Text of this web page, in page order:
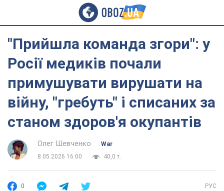
"Прийшла команда згори": у
Росії медиків почали
примушувати вирушати на
війну, "гребуть" і списаних за
станом здоров'я окупантів
Олег Шевченко
War
8.05.2026 16:00
40,0 т.
0 РУС